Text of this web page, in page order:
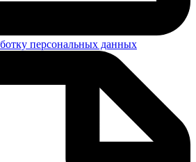
персональных данных